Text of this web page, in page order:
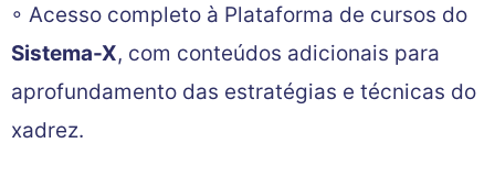
◦ Acesso completo à Plataforma de cursos do
Sistema-X, com conteúdos adicionais para
aprofundamento das estratégias e técnicas do
xadrez.